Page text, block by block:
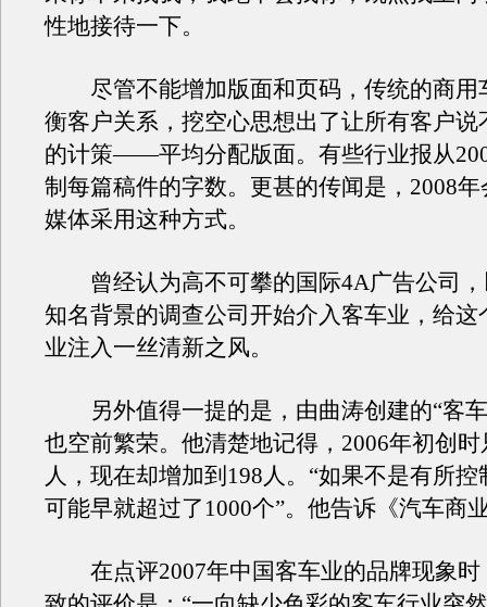
性地接待一下。
尽管不能增加版面和页码，传统的商用
衡客户关系，挖空心思想出了让所有客户说
的计策——平均分配版面。有些行业报从
制每篇稿件的字数。更甚的传闻是，2008
媒体采用这种方式。
曾经认为高不可攀的国际4A广告公司，
知名背景的调查公司开始介入客车业，给这
业注入一丝清新之风。
另外值得一提的是，由曲涛创建的“客车
也空前繁荣。他清楚地记得，2006年初创
人，现在却增加到198人。“如果不是有所
可能早就超过了1000个”。他告诉《汽车商
在点评2007年中国客车业的品牌现象时